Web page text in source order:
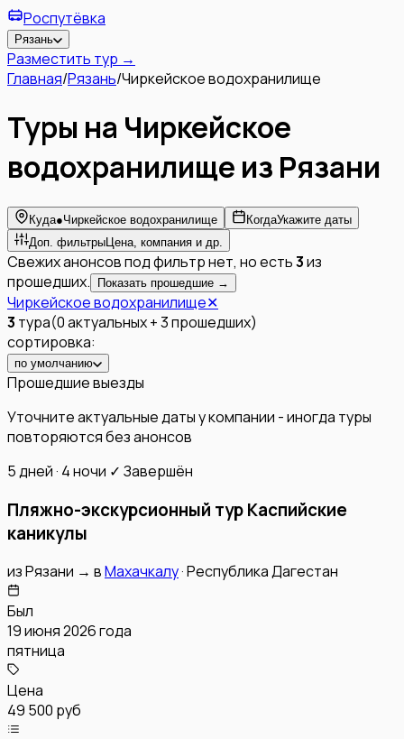
Роспутёвка
Рязань
Разместить тур →
Главная/Рязань/Чиркейское водохранилище
Туры на Чиркейское
водохранилище из Рязани
Куда●Чиркейское водохранилище КогдаУкажите даты
Доп. фильтры Цена, компания и др.
Свежих анонсов под фильтр нет, но есть3из
прошедших.
Показать прошедшие →
Чиркейское водохранилище✕
3 тура(0актуальных+3прошедших)
сортировка:
по умолчанию
Прошедшие выезды
Уточните актуальные даты у компании - иногда туры
повторяются без анонсов
5 дней · 4 ночи ✓ Завершён
Пляжно-экскурсионный тур Каспийские
каникулы
изРязани → вМахачкалу·Республика Дагестан
Был
19 июня 2026 года
пятница
Цена
49 500 руб